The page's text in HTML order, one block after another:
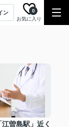
ン
お気に入り
0
江曽島駅」近く